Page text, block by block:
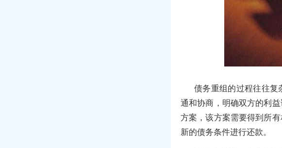
债务重组的过程往往复
通和协商，明确双方的利
方案，该方案需要得到所
新的债务条件进行还款。